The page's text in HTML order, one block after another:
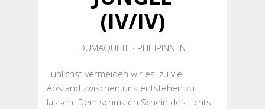
(IV/IV)
DUMAQUETE · PHILIPINNEN
Tunlichst vermeiden wir es, zu viel
Abstand zwischen uns entstehen zu
lassen. Dem schmalen Schein des Lichts